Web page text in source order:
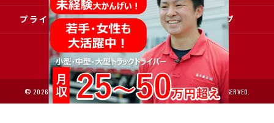
プライバシーポリシー サイトマップ
© 2026 大阪で運送の求人なら協和運送株式会社 ALL RIGHTS RESERVED.